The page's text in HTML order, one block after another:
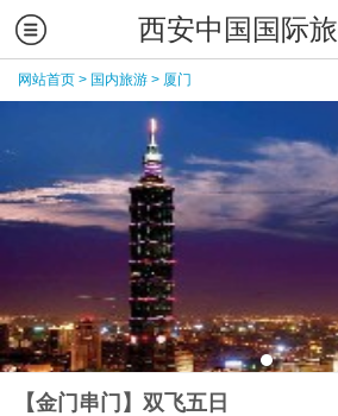
西安中国国际
网站首页 > 国内旅游 > 厦门
【金门串门】双飞五日